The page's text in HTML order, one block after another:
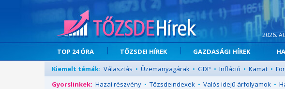
2026.
TOP 24 ÓRA TŐZSDEI HÍREK GAZDASÁGI HÍREK
Kiemelt témák: Választás • Üzemanyagárak • GDP • Infláció • Kamat •
Gyorslinkek: Hazai részvény • Tőzsdeindexek • Valós idejű árfolyamok •